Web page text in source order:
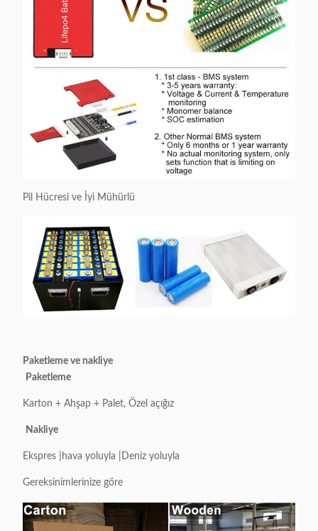
Pil Hücresi ve İyi Mühürlü
Paketleme ve nakliye
Paketleme
Karton + Ahşap + Palet, Özel açığız
Nakliye
Ekspres |hava yoluyla |Deniz yoluyla
Gereksinimlerinize göre